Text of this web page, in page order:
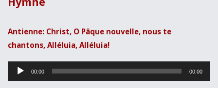
Antienne: Christ, O Pâque nouvelle, nous te
chantons, Alléluia, Alléluia!
Lecteur
audio
00:00 00:00